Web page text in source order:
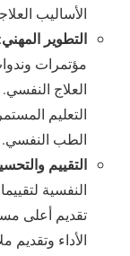
الأساليب
التطوير المهني
مؤتمرات
العلاج
التعليم
الطب النفسي.
التقييم
النفسية
تقديم أعلى
الأداء وتقديم